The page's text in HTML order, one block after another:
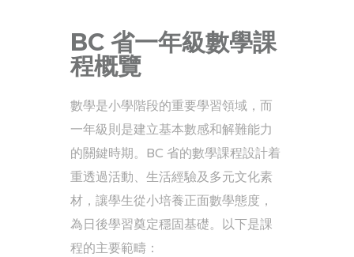
BC 省一年級數學課
程概覽
數學是小學階段的重要學習領域，而
一年級則是建立基本數感和解難能力
的關鍵時期。BC 省的數學課程設計着
重透過活動、生活經驗及多元文化素
材，讓學生從小培養正面數學態度，
為日後學習奠定穩固基礎。以下是課
程的主要範疇：